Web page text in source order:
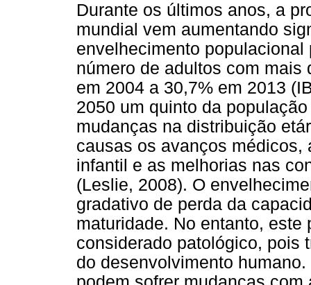
Durante os últimos anos, a
mundial vem aumentando
envelhecimento
número de adultos com
em 2004 a 30,7% em 2013
2050 um quinto da
mudanças na distribuição
causas os avanços médicos,
infantil e as melhorias nas
(Leslie, 2008). O
gradativo de perda da
maturidade. No entanto,
considerado patológico, pois
do desenvolvimento